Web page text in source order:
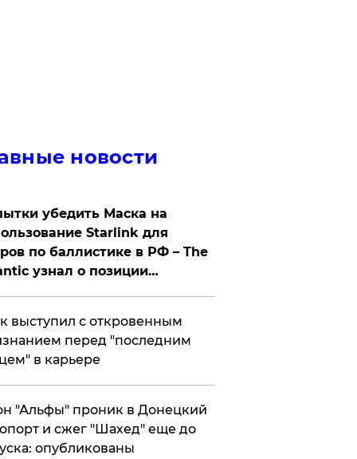
новости
убедить Маска на
Starlink для
по баллистике в РФ – The
узнал о позиции
выступил с откровенным
перед "последним
в карьере
"Альфы" проник в Донецкий
и сжег "Шахед" еще до
опубликованы